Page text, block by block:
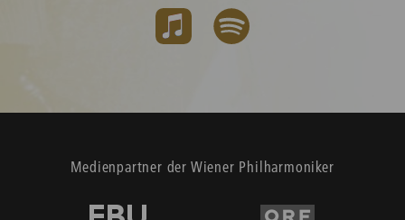
Medienpartner der Wiener Philharmoniker